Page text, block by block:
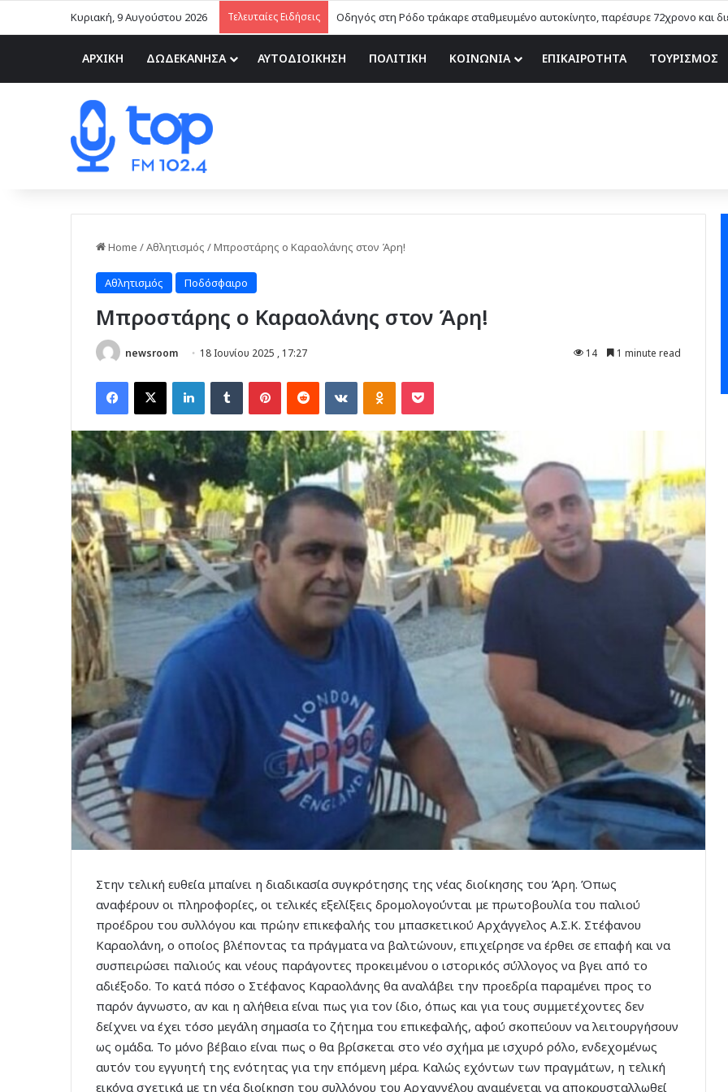
Κυριακή, 9 Αυγούστου 2026 Τελευταίες Ειδήσεις ΑΑΔΕ: Αιφνιδιαστικοί έλεγχοι χωρίς τοπικές… γνωριμίες
ΑΡΧΙΚΗ ΔΩΔΕΚΑΝΗΣΑ ΑΥΤΟΔΙΟΙΚΗΣΗ ΠΟΛΙΤΙΚΗ ΚΟΙΝΩΝΙΑ ΕΠΙΚΑΙΡΟΤΗΤΑ ΤΟΥΡΙΣΜΟΣ
Home /Αθλητισμός /Μπροστάρης ο Καραολάνης στον Άρη!
Αθλητισμός Ποδόσφαιρο
Μπροστάρης ο Καραολάνης στον Άρη!
newsroom 18 Ιουνίου 2025 , 17:27 14 1 minute read
Facebook
X LinkedInTumblr PinterestReddit VKontakteOdnoklassniki
Pocket
Στην τελική ευθεία μπαίνει η διαδικασία συγκρότησης της νέας διοίκησης του Άρη. Όπως
αναφέρουν οι πληροφορίες, οι τελικές εξελίξεις δρομολογούνται με πρωτοβουλία του παλιού
προέδρου του συλλόγου και πρώην επικεφαλής του μπασκετικού Αρχάγγελος Α.Σ.Κ. Στέφανου
Καραολάνη, ο οποίος βλέποντας τα πράγματα να βαλτώνουν, επιχείρησε να έρθει σε επαφή και να
συσπειρώσει παλιούς και νέους παράγοντες προκειμένου ο ιστορικός σύλλογος να βγει από το
αδιέξοδο. Το κατά πόσο ο Στέφανος Καραολάνης θα αναλάβει την προεδρία παραμένει προς το
παρόν άγνωστο, αν και η αλήθεια είναι πως για τον ίδιο, όπως και για τους συμμετέχοντες δεν
δείχνει να έχει τόσο μεγάλη σημασία το ζήτημα του επικεφαλής, αφού σκοπεύουν να λειτουργήσουν
ως ομάδα. Το μόνο βέβαιο είναι πως ο θα βρίσκεται στο νέο σχήμα με ισχυρό ρόλο, ενδεχομένως
αυτόν του εγγυητή της ενότητας για την επόμενη μέρα. Καλώς εχόντων των πραγμάτων, η τελική
εικόνα σχετικά με τη νέα διοίκηση του συλλόγου του Αρχαγγέλου αναμένεται να αποκρυσταλλωθεί